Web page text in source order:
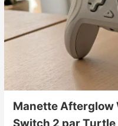
Manette Afterglow
Switch 2 par Turtle